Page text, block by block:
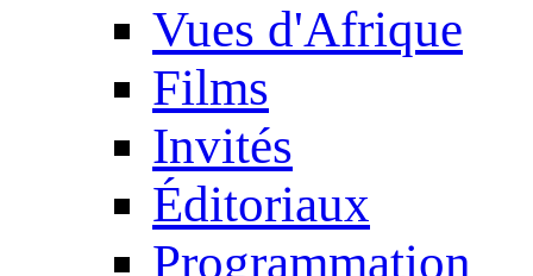
Vues d'Afrique
Films
Invités
Éditoriaux
Programmation